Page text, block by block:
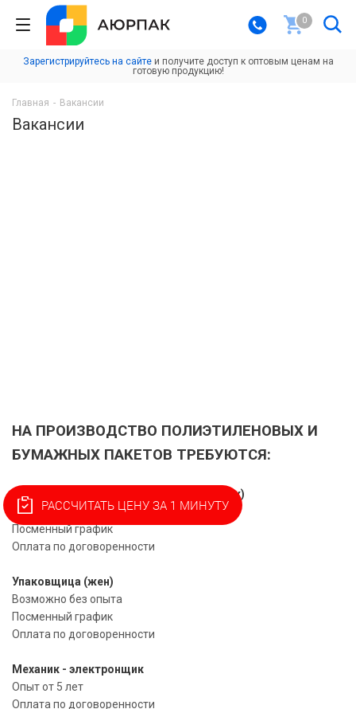
0
Зарегистрируйтесь на сайтеи получите доступ к оптовым ценам на
готовую продукцию!
Главная - Вакансии
Вакансии
НА ПРОИЗВОДСТВО ПОЛИЭТИЛЕНОВЫХ И
БУМАЖНЫХ ПАКЕТОВ ТРЕБУЮТСЯ:
Оператор флексопечатной машины (муж)
Опыт от 1 года
Посменный график
Оплата по договоренности
Упаковщица (жен)
Возможно без опыта
Посменный график
Оплата по договоренности
Механик - электронщик
Опыт от 5 лет
Оплата по договоренности
РАССЧИТАТЬ ЦЕНУ ЗА 1 МИНУТУ